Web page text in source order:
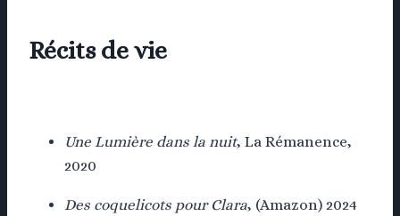
Récits de vie
Une Lumière dans la nuit, La Rémanence,
2020
Des coquelicots pour Clara, (Amazon) 2024